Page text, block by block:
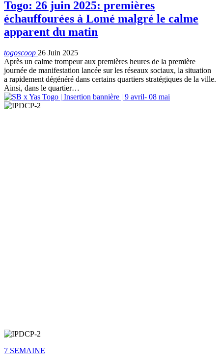
Togo: 26 juin 2025: premières
échauffourées à Lomé malgré le calme
apparent du matin
togoscoop 26 Juin 2025
Après un calme trompeur aux premières heures de la première
journée de manifestation lancée sur les réseaux sociaux, la situation
a rapidement dégénéré dans certains quartiers stratégiques de la ville.
Ainsi, dans le quartier…
7 SEMAINE